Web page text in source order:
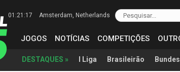
01:21:18 Amsterdam, Netherlands
JOGOS NOTÍCIAS COMPETIÇÕES
DESTAQUES » I Liga Brasileirão